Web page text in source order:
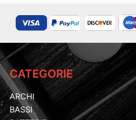
CATEGORIE
ARCHI
BASSI